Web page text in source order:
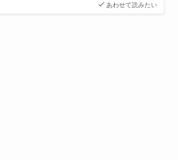
あわせて読みたい